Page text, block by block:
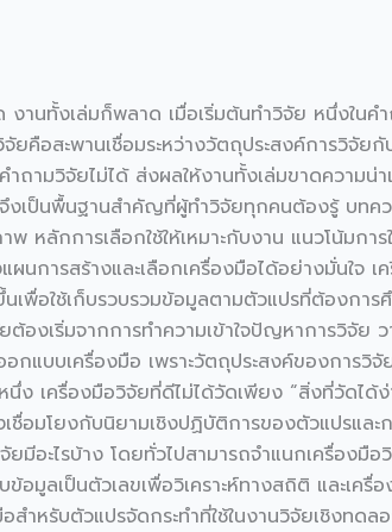
านทั้งเล่มก็พลาด เมื่อเริ่มต้นทำวิจัย หนึ่งใน
ยคือสะพานเชื่อมระหว่างวัตถุประสงค์การวิจัย
ามวิจัยไม่ได้ ส่งผลให้งานทั้งเล่มขาดความน่า
จึงเป็นพื้นฐานสำคัญที่ผู้ทำวิจัยทุกคนต้องรู้ บท
หลักการเลือกใช้ให้เหมาะกับงาน แนวโน้มกา
การสร้างและเลือกเครื่องมือได้อย่างมั่นใจ เ
อใช้เก็บรวบรวมข้อมูลตามตัวแปรที่ต้องการ
ต้องเริ่มจากการทำความเข้าใจปัญหาการวิจัย
บบเครื่องมือ เพราะวัตถุประสงค์ของการวิจั
ง เครื่องมือวิจัยที่ดีไม่ได้วัดเพียง “สิ่งที่วัดไ
อมโยงกับนิยามเชิงปฏิบัติการของตัวแปรแล
ยมีอะไรบ้าง โดยทั่วไปสามารถจำแนกเครื่องมื
มูลเป็นตัวเลขเพื่อวิเคราะห์ทางสถิติ และเค
รับตัวแปรจัดกระทำที่ใช้ในงานวิจัยเชิงทดลอ